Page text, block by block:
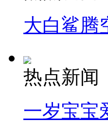
大白鲨腾
热点新闻
一岁宝宝